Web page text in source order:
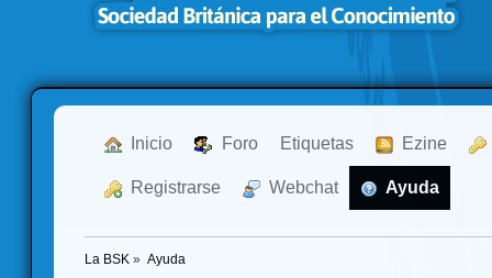
Inicio Foro Etiquetas Ezine
Registrarse Webchat Ayuda
La BSK » Ayuda